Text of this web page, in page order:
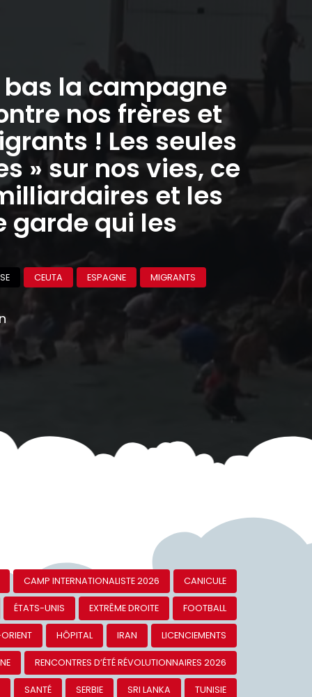
bas la campagne
nos frères et
! Les seules
» sur nos vies, ce
et les
garde qui les
CEUTA ESPAGNE
MIGRANTS
CAMP INTERNATIONALISTE 2026 CANICULE
ÉTATS-UNIS EXTRÊME DROITE FOOTBALL
HÔPITAL IRAN LICENCIEMENTS
RENCONTRES D’ÉTÉ RÉVOLUTIONNAIRES 2026
SANTÉ SERBIE SRI LANKA TUNISIE